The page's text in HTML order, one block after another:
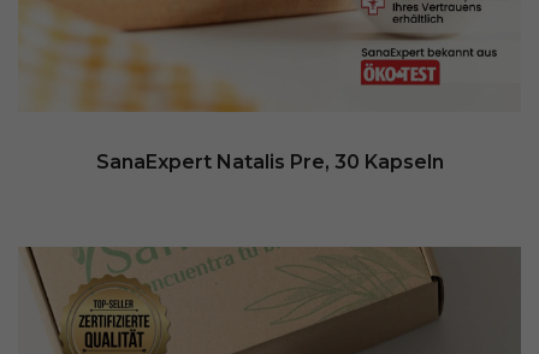
SanaExpert Natalis Pre, 30 Kapseln